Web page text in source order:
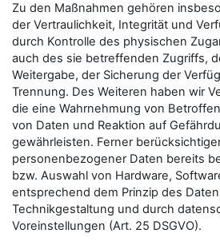
Zu den Maßnahmen gehören
der Vertraulichkeit, Integrität und
durch Kontrolle des physischen
auch des sie betreffenden Zugriffs,
Weitergabe, der Sicherung der
Trennung. Des Weiteren haben wir
die eine Wahrnehmung von
von Daten und Reaktion auf
gewährleisten. Ferner
personenbezogener Daten bereits
bzw. Auswahl von Hardware,
entsprechend dem Prinzip des
Technikgestaltung und durch
Voreinstellungen (Art. 25 DSGVO).